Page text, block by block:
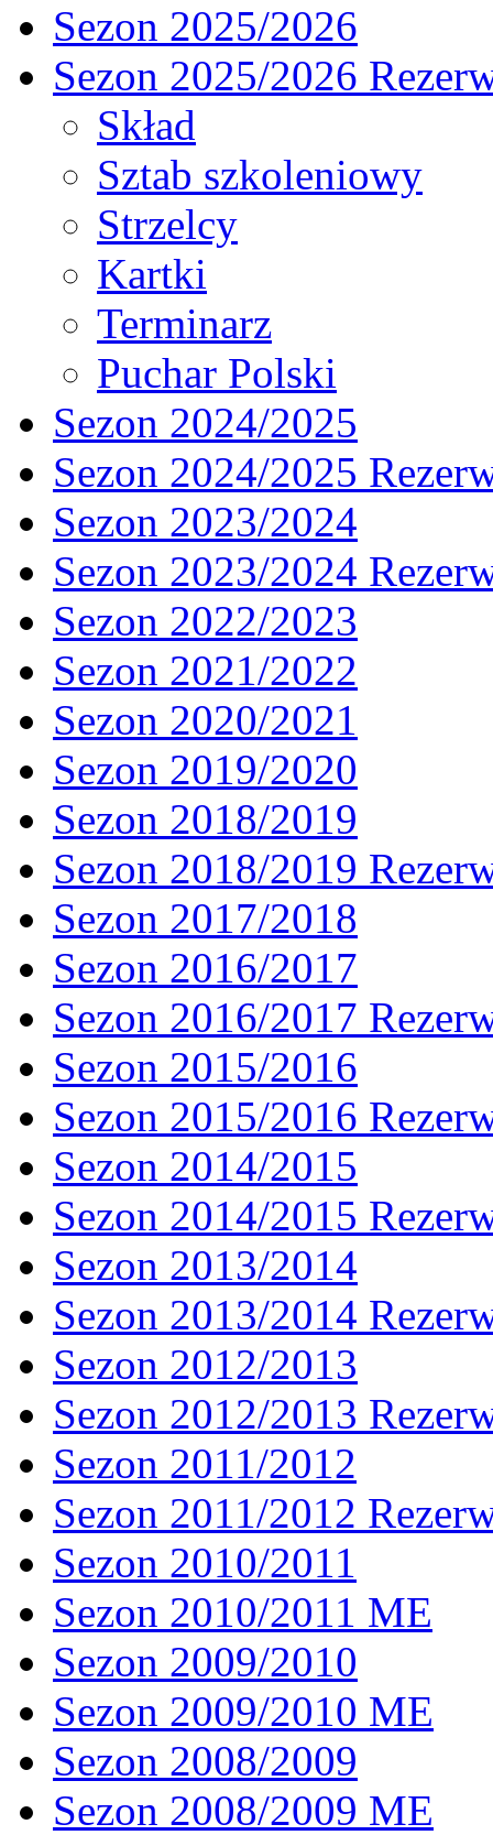
Sezon 2025/2026
Sezon 2025/2026
Skład
Sztab szkoleniowy
Strzelcy
Kartki
Terminarz
Puchar Polski
Sezon 2024/2025
Sezon 2024/2025
Sezon 2023/2024
Sezon 2023/2024
Sezon 2022/2023
Sezon 2021/2022
Sezon 2020/2021
Sezon 2019/2020
Sezon 2018/2019
Sezon 2018/2019
Sezon 2017/2018
Sezon 2016/2017
Sezon 2016/2017
Sezon 2015/2016
Sezon 2015/2016
Sezon 2014/2015
Sezon 2014/2015
Sezon 2013/2014
Sezon 2013/2014
Sezon 2012/2013
Sezon 2012/2013
Sezon 2011/2012
Sezon 2011/2012
Sezon 2010/2011
Sezon 2010/2011 ME
Sezon 2009/2010
Sezon 2009/2010 ME
Sezon 2008/2009
Sezon 2008/2009 ME